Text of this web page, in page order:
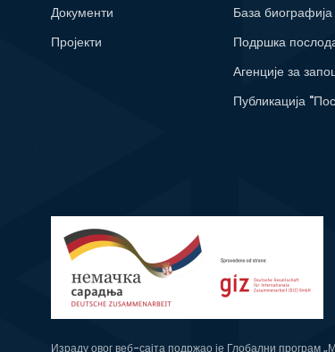
Документи
Пројекти
База биографија
Подршка
Агенције за
Публикација
Израду овог веб-сајта подржао је Глобални програм